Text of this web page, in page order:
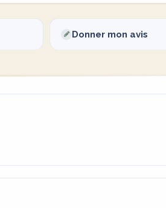
Donner mon avis